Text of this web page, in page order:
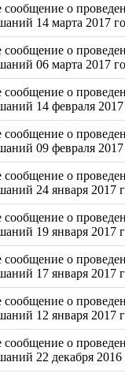
о
14 марта 2017
о
06 марта 2017
о
14 февраля 2017
о
09 февраля 2017
о
24 января 2017
о
19 января 2017
о
17 января 2017
о
12 января 2017
о
22 декабря 2016